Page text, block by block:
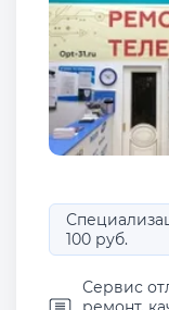
100 руб.
Сервис